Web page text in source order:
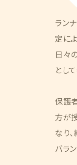
ラン
定に
日々
とし
保護
方が
なり
バラ